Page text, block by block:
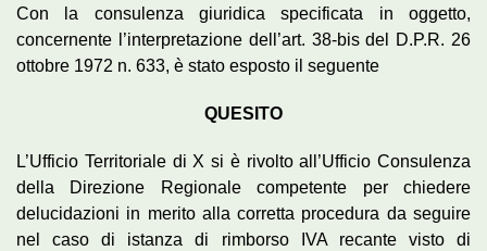
Con la consulenza giuridica specificata in oggetto,
concernente l’interpretazione dell’art. 38-bis del D.P.R. 26
ottobre 1972 n. 633, è stato esposto il seguente
QUESITO
L’Ufficio Territoriale di X si è rivolto all’Ufficio Consulenza
della Direzione Regionale competente per chiedere
delucidazioni in merito alla corretta procedura da seguire
nel caso di istanza di rimborso IVA recante visto di